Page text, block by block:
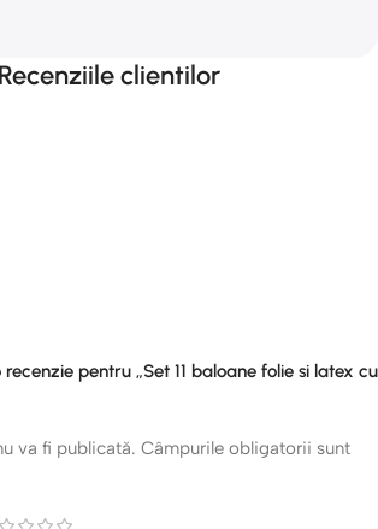
Recenziile clientilor
pentru „Set 11 baloane folie si latex cu
va fi publicată. Câmpurile obligatorii sunt